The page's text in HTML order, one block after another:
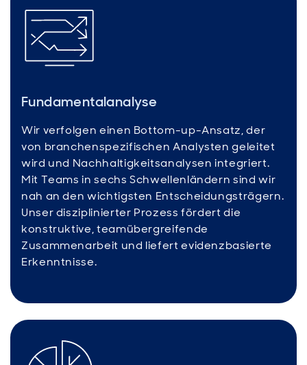
Fundamentalanalyse
Wir verfolgen einen Bottom-up-Ansatz, der
von branchenspezifischen Analysten geleitet
wird und Nachhaltigkeitsanalysen integriert.
Mit Teams in sechs Schwellenländern sind wir
nah an den wichtigsten Entscheidungsträgern.
Unser disziplinierter Prozess fördert die
konstruktive, teamübergreifende
Zusammenarbeit und liefert evidenzbasierte
Erkenntnisse.